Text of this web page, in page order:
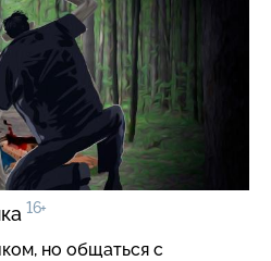
16+
но общаться с